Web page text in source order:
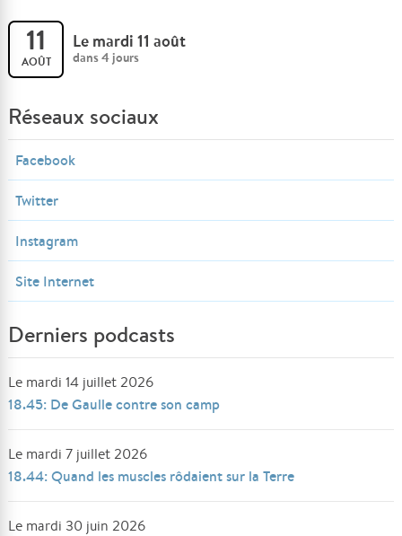
11
AOÛT
Le mardi 11 août
dans 4 jours
Réseaux sociaux
Facebook
Twitter
Instagram
Site Internet
Derniers podcasts
Le mardi 14 juillet 2026
18.45: De Gaulle contre son camp
Le mardi 7 juillet 2026
18.44: Quand les muscles rôdaient sur la Terre
Le mardi 30 juin 2026